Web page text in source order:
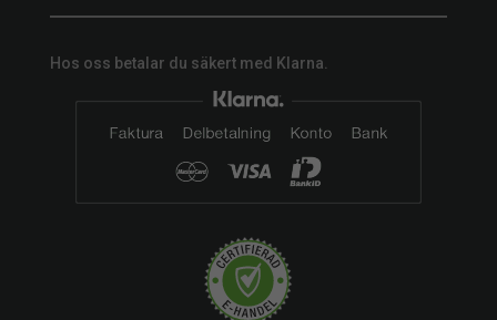
Hos oss betalar du säkert med Klarna.